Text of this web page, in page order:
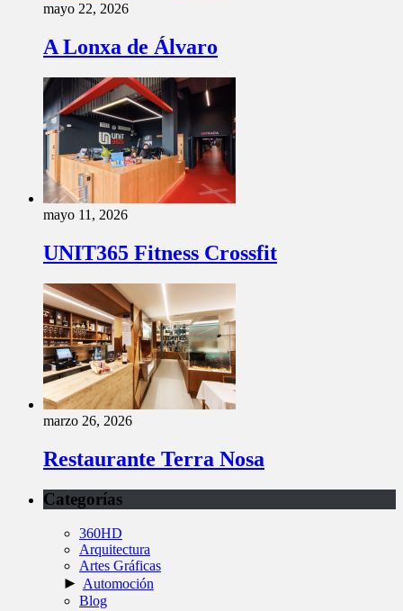
mayo 22, 2026
A Lonxa de Álvaro
mayo 11, 2026
UNIT365 Fitness Crossfit
marzo 26, 2026
Restaurante Terra Nosa
Categorías
360HD
Arquitectura
Artes Gráficas
► Automoción
Blog